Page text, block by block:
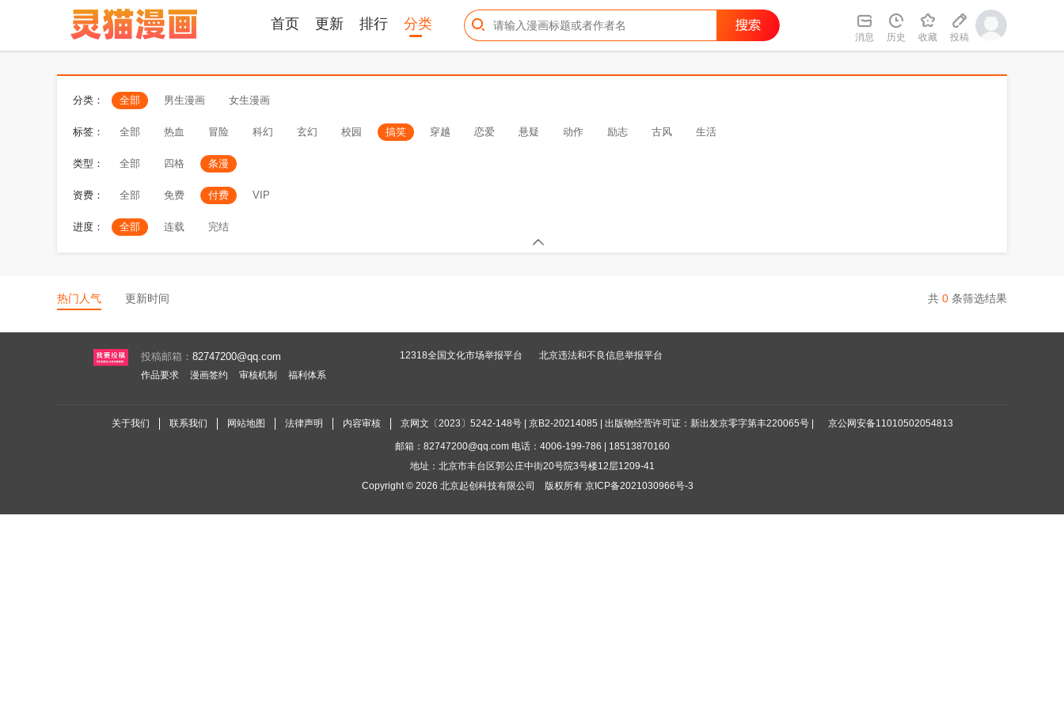
首页 更新 排行 分类
消息 历史 收藏 投稿
分类： 全部 男生漫画 女生漫画
标签： 全部 热血 冒险 科幻 玄幻 校园 搞笑 穿越 恋爱 悬疑 动作 励志 古风 生活
类型： 全部 四格 条漫
资费： 全部 免费 付费 VIP
进度： 全部 连载 完结

热门人气 更新时间 共 0 条筛选结果
投稿邮箱： 82747200@qq.com
作品要求 漫画签约 审核机制 福利体系
12318全国文化市场举报平台 北京违法和不良信息举报平台
关于我们 联系我们 网站地图 法律声明 内容审核 京网文〔2023〕5242-148号 | 京B2-20214085 | 出版物经营许可证：新出发京零字第丰220065号 | 京公网安备11010502054813
邮箱：82747200@qq.com 电话：4006-199-786 | 18513870160
地址：北京市丰台区郭公庄中街20号院3号楼12层1209-41
Copyright © 2026 北京起创科技有限公司 版权所有 京ICP备2021030966号-3